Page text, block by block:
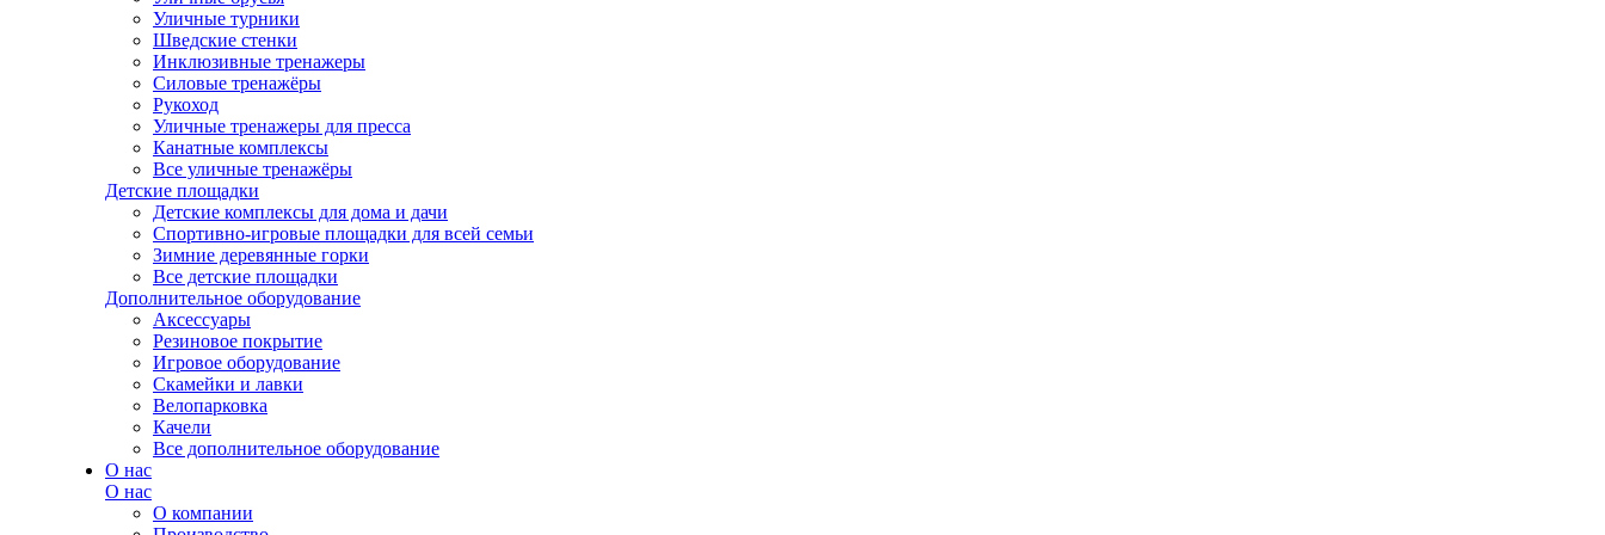
Уличные турники
Шведские стенки
Инклюзивные тренажеры
Силовые тренажёры
Рукоход
Уличные тренажеры для пресса
Канатные комплексы
Все уличные тренажёры
Детские площадки
Детские комплексы для дома и дачи
Спортивно-игровые площадки для всей семьи
Зимние деревянные горки
Все детские площадки
Дополнительное оборудование
Аксессуары
Резиновое покрытие
Игровое оборудование
Скамейки и лавки
Велопарковка
Качели
Все дополнительное оборудование
О нас
О нас
О компании